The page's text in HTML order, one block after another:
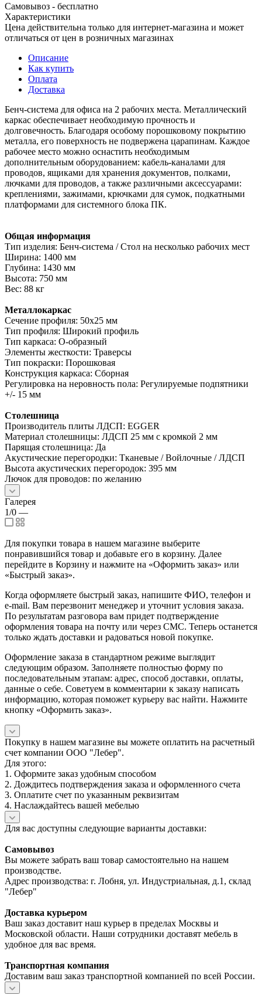
Самовывоз - бесплатно
Характеристики
Цена действительна только для интернет-магазина и может
отличаться от цен в розничных магазинах
Описание
Как купить
Оплата
Доставка
Бенч-система для офиса на 2 рабочих места. Металлический
каркас обеспечивает необходимую прочность и
долговечность. Благодаря особому порошковому покрытию
металла, его поверхность не подвержена царапинам. Каждое
рабочее место можно оснастить необходимым
дополнительным оборудованием: кабель-каналами для
проводов, ящиками для хранения документов, полками,
лючками для проводов, а также различными аксессуарами:
креплениями, зажимами, крючками для сумок, подкатными
платформами для системного блока ПК.
Общая информация
Тип изделия: Бенч-система / Стол на несколько рабочих мест
Ширина: 1400 мм
Глубина: 1430 мм
Высота: 750 мм
Вес: 88 кг
Металлокаркас
Сечение профиля: 50х25 мм
Тип профиля: Широкий профиль
Тип каркаса: О-образный
Элементы жесткости: Траверсы
Тип покраски: Порошковая
Конструкция каркаса: Сборная
Регулировка на неровность пола: Регулируемые подпятники
+/- 15 мм
Столешница
Производитель плиты ЛДСП: EGGER
Материал столешницы: ЛДСП 25 мм с кромкой 2 мм
Парящая столешница: Да
Акустические перегородки: Тканевые / Войлочные / ЛДСП
Высота акустических перегородок: 395 мм
Лючок для проводов: по желанию
Галерея
1/0 —
Для покупки товара в нашем магазине выберите
понравившийся товар и добавьте его в корзину. Далее
перейдите в Корзину и нажмите на «Оформить заказ» или
«Быстрый заказ».
Когда оформляете быстрый заказ, напишите ФИО, телефон и
e-mail. Вам перезвонит менеджер и уточнит условия заказа.
По результатам разговора вам придет подтверждение
оформления товара на почту или через СМС. Теперь останется
только ждать доставки и радоваться новой покупке.
Оформление заказа в стандартном режиме выглядит
следующим образом. Заполняете полностью форму по
последовательным этапам: адрес, способ доставки, оплаты,
данные о себе. Советуем в комментарии к заказу написать
информацию, которая поможет курьеру вас найти. Нажмите
кнопку «Оформить заказ».
Покупку в нашем магазине вы можете оплатить на расчетный
счет компании ООО "Лебер".
Для этого:
1. Оформите заказ удобным способом
2. Дождитесь подтверждения заказа и оформленного счета
3. Оплатите счет по указанным реквизитам
4. Наслаждайтесь вашей мебелью
Для вас доступны следующие варианты доставки:
Самовывоз
Вы можете забрать ваш товар самостоятельно на нашем
производстве.
Адрес производства: г. Лобня, ул. Индустриальная, д.1, склад
"Лебер"
Доставка курьером
Ваш заказ доставит наш курьер в пределах Москвы и
Московской области. Наши сотрудники доставят мебель в
удобное для вас время.
Транспортная компания
Доставим ваш заказ транспортной компанией по всей России.